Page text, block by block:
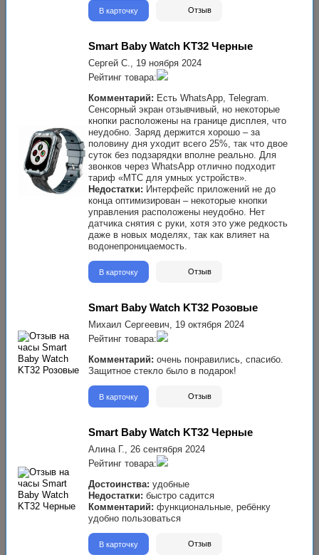
В карточку Отзыв
Smart Baby Watch KT32 Черные
Сергей С., 19 ноября 2024
Рейтинг товара:
Комментарий: Есть WhatsApp, Telegram.
Сенсорный экран отзывчивый, но некоторые
кнопки расположены на границе дисплея, что
неудобно. Заряд держится хорошо – за
половину дня уходит всего 25%, так что двое
суток без подзарядки вполне реально. Для
звонков через WhatsApp отлично подходит
тариф «МТС для умных устройств».
Недостатки: Интерфейс приложений не до
конца оптимизирован – некоторые кнопки
управления расположены неудобно. Нет
датчика снятия с руки, хотя это уже редкость
даже в новых моделях, так как влияет на
водонепроницаемость.
В карточку Отзыв
Smart Baby Watch KT32 Розовые
Михаил Сергеевич, 19 октября 2024
Рейтинг товара:
Комментарий: очень понравились, спасибо.
Защитное стекло было в подарок!
В карточку Отзыв
Smart Baby Watch KT32 Черные
Алина Г., 26 сентября 2024
Рейтинг товара:
Достоинства: удобные
Недостатки: быстро садится
Комментарий: функциональные, ребёнку
удобно пользоваться
В карточку Отзыв